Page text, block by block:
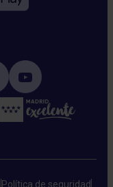
Política de seguridad